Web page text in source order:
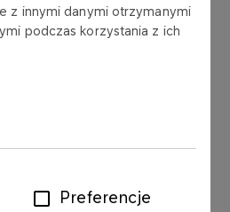
z innymi danymi otrzymanymi
podczas korzystania z ich
Preferencje
w związku z
wniosek akcjonariusza –
Zgromadzenia nr 4 z